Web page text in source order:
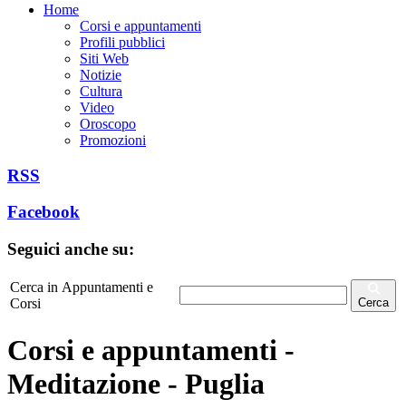
Home
Corsi e appuntamenti
Profili pubblici
Siti Web
Notizie
Cultura
Video
Oroscopo
Promozioni
RSS
Facebook
Seguici anche su:
Cerca in Appuntamenti e
Corsi
Cerca
Corsi e appuntamenti -
Meditazione - Puglia